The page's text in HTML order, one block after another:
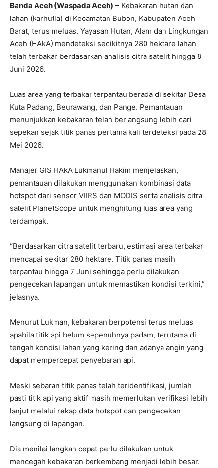
Banda Aceh (Waspada Aceh) – Kebakaran hutan dan
lahan (karhutla) di Kecamatan Bubon, Kabupaten Aceh
Barat, terus meluas. Yayasan Hutan, Alam dan Lingkungan
Aceh (HAkA) mendeteksi sedikitnya 280 hektare lahan
telah terbakar berdasarkan analisis citra satelit hingga 8
Juni 2026.
Luas area yang terbakar terpantau berada di sekitar Desa
Kuta Padang, Beurawang, dan Pange. Pemantauan
menunjukkan kebakaran telah berlangsung lebih dari
sepekan sejak titik panas pertama kali terdeteksi pada 28
Mei 2026.
Manajer GIS HAkA Lukmanul Hakim menjelaskan,
pemantauan dilakukan menggunakan kombinasi data
hotspot dari sensor VIIRS dan MODIS serta analisis citra
satelit PlanetScope untuk menghitung luas area yang
terdampak.
“Berdasarkan citra satelit terbaru, estimasi area terbakar
mencapai sekitar 280 hektare. Titik panas masih
terpantau hingga 7 Juni sehingga perlu dilakukan
pengecekan lapangan untuk memastikan kondisi terkini,”
jelasnya.
Menurut Lukman, kebakaran berpotensi terus meluas
apabila titik api belum sepenuhnya padam, terutama di
tengah kondisi lahan yang kering dan adanya angin yang
dapat mempercepat penyebaran api.
Meski sebaran titik panas telah teridentifikasi, jumlah
pasti titik api yang aktif masih memerlukan verifikasi lebih
lanjut melalui rekap data hotspot dan pengecekan
langsung di lapangan.
Dia menilai langkah cepat perlu dilakukan untuk
mencegah kebakaran berkembang menjadi lebih besar.